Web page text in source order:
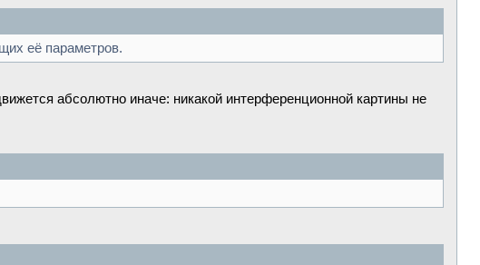
её параметров.
абсолютно иначе: никакой интерференционной картины не